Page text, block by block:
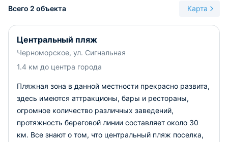
Всего 2 объекта Карта
Центральный пляж
Черноморское, ул. Сигнальная
1.4 км до центра города
Пляжная зона в данной местности прекрасно развита,
здесь имеются аттракционы, бары и рестораны,
огромное количество различных заведений,
протяжность береговой линии составляет около 30
км. Все знают о том, что центральный пляж поселка,